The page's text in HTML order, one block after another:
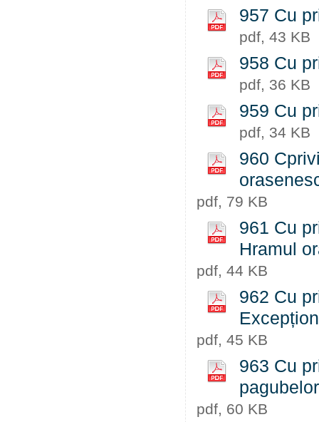
957 Cu
pdf, 43 KB
958 Cu
pdf, 36 KB
959 Cu
pdf, 34 KB
960
pdf, 79 KB
961 Cu
Hramul
pdf, 44 KB
962 Cu
pdf, 45 KB
963 Cu
pdf, 60 KB